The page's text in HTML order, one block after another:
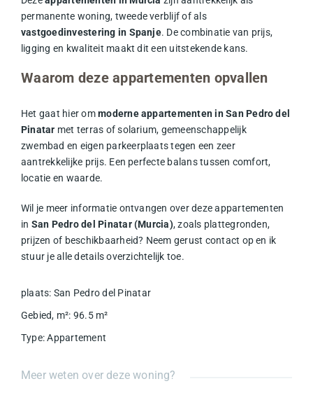
permanente woning, tweede verblijf of als
vastgoedinvestering in Spanje. De combinatie van prijs,
ligging en kwaliteit maakt dit een uitstekende kans.
Waarom deze appartementen opvallen
Het gaat hier ommoderne appartementen in San Pedro del
Pinatar met terras of solarium, gemeenschappelijk
zwembad en eigen parkeerplaats tegen een zeer
aantrekkelijke prijs. Een perfecte balans tussen comfort,
locatie en waarde.
Wil je meer informatie ontvangen over deze appartementen
in San Pedro del Pinatar (Murcia), zoals plattegronden,
prijzen of beschikbaarheid? Neem gerust contact op en ik
stuur je alle details overzichtelijk toe.
plaats: San Pedro del Pinatar
Gebied, m²: 96.5 m²
Type: Appartement
Meer weten over deze woning?